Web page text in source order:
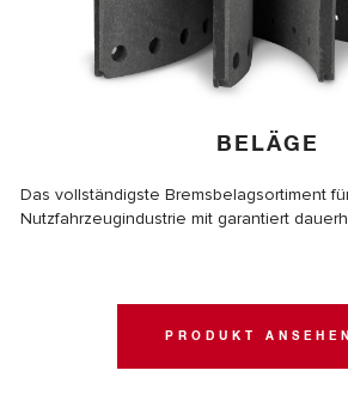
BELÄGE
Das vollständigste Bremsbelagsortiment
Nutzfahrzeugindustrie mit garantiert
PRODUKT ANSEHEN